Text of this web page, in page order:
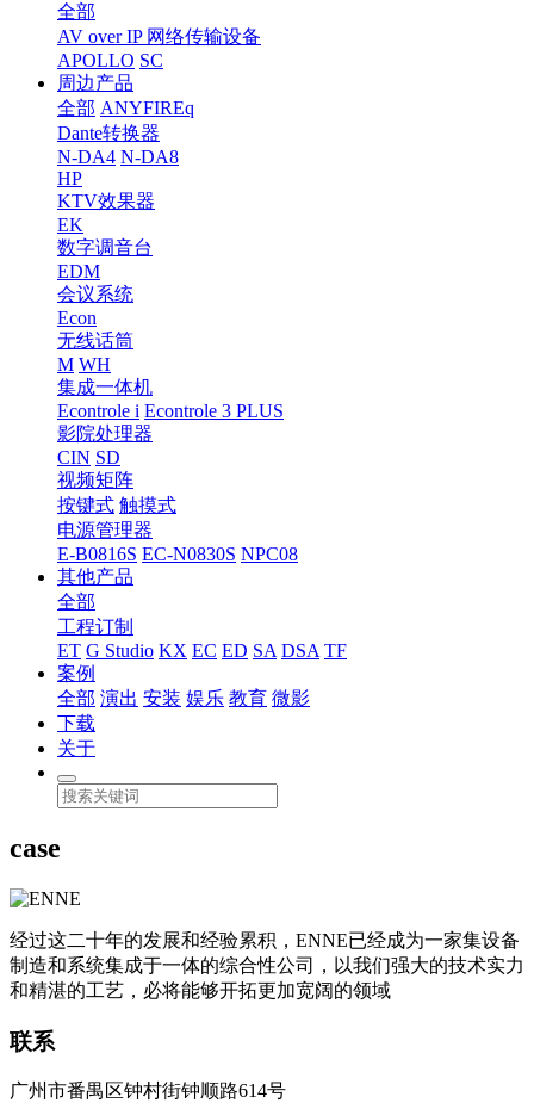
全部
AV over IP 网络传输设备
APOLLO SC
周边产品
全部 ANYFIREq
Dante转换器
N-DA4 N-DA8
HP
KTV效果器
EK
数字调音台
EDM
会议系统
Econ
无线话筒
M WH
集成一体机
Econtrole i Econtrole 3 PLUS
影院处理器
CIN SD
视频矩阵
按键式 触摸式
电源管理器
E-B0816S EC-N0830S NPC08
其他产品
全部
工程订制
ET G Studio KX EC ED SA DSA TF
案例
全部 演出 安装 娱乐 教育 微影
下载
关于
case
经过这二十年的发展和经验累积，ENNE已经成为一家集设备
制造和系统集成于一体的综合性公司，以我们强大的技术实力
和精湛的工艺，必将能够开拓更加宽阔的领域
联系
广州市番禺区钟村街钟顺路614号